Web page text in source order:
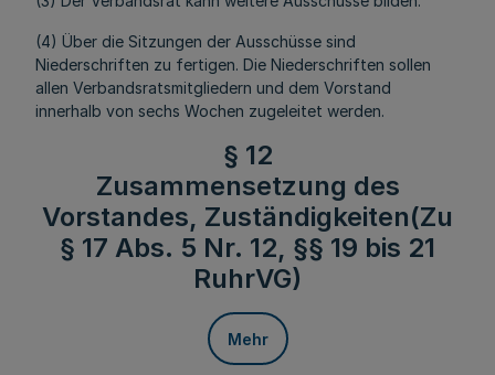
(4) Über die Sitzungen der Ausschüsse sind
Niederschriften zu fertigen. Die Niederschriften sollen
allen Verbandsratsmitgliedern und dem Vorstand
innerhalb von sechs Wochen zugeleitet werden.
§ 12
Zusammensetzung des
Vorstandes, Zuständigkeiten(Zu
§ 17 Abs. 5 Nr. 12, §§ 19 bis 21
RuhrVG)
Mehr